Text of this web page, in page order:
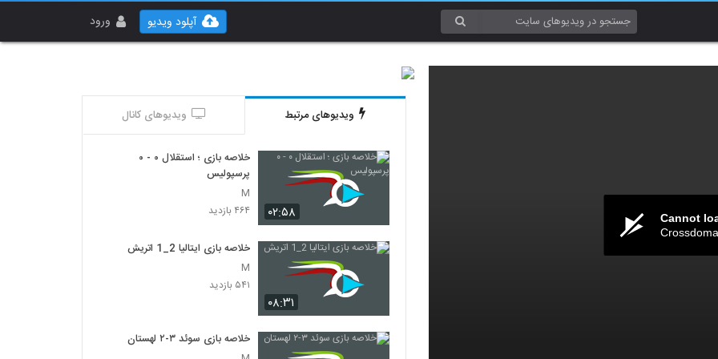
ورود آپلود ویدیو
Cannot
ویدیوهای مرتبط ویدیوهای کانال
۰۲:۵۸
خلاصه بازی ؛ استقلال ۰ - ۰
پرسپولیس
M
۴۶۴ بازدید
۰۸:۳۱
خلاصه بازی ایتالیا 2_1 اتريش
M
۵۴۱ بازدید
خلاصه بازی سوئد ۳-۲ لهستان